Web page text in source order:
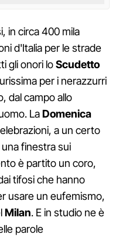
in circa 400 mila
d'Italia per le strade
gli onori loScudetto
per i nerazzurri
dal campo allo
LaDomenica
a un certo
finestra sui
è partito un coro,
tifosi che hanno
usare un eufemismo,
Milan. E in studio ne è
parole